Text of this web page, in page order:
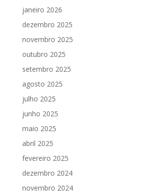
janeiro 2026
dezembro 2025
novembro 2025
outubro 2025
setembro 2025
agosto 2025
julho 2025
junho 2025
maio 2025
abril 2025
fevereiro 2025
dezembro 2024
novembro 2024